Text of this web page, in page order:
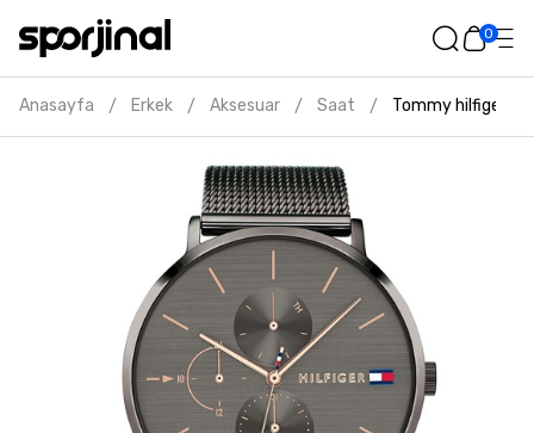
0
Anasayfa / Erkek / Aksesuar / Saat / Tommy hilfiger